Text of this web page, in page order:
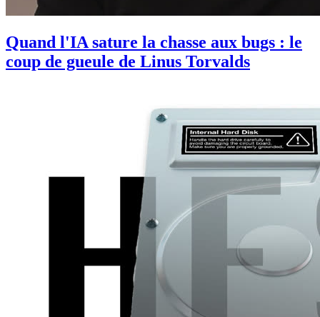
Quand l'IA sature la chasse aux bugs : le
coup de gueule de Linus Torvalds